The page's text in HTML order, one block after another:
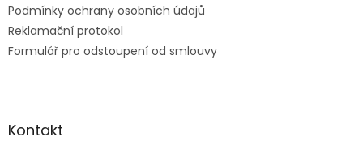
Podmínky ochrany osobních údajů
Reklamační protokol
Formulář pro odstoupení od smlouvy
Kontakt